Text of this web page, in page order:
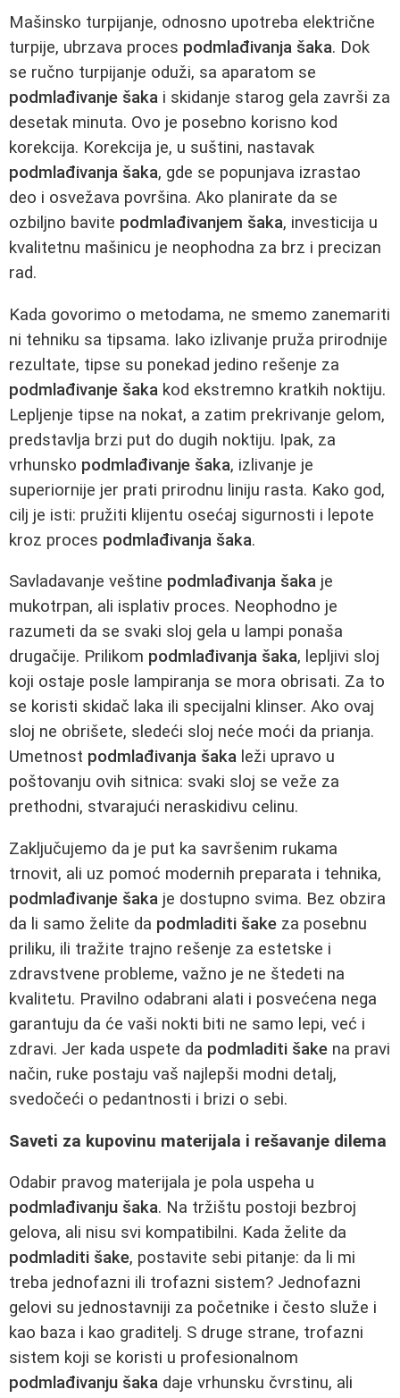
Mašinsko turpijanje, odnosno upotreba električne
turpije, ubrzava proces podmlađivanja šaka. Dok
se ručno turpijanje oduži, sa aparatom se
podmlađivanje šaka i skidanje starog gela završi za
desetak minuta. Ovo je posebno korisno kod
korekcija. Korekcija je, u suštini, nastavak
podmlađivanja šaka, gde se popunjava izrastao
deo i osvežava površina. Ako planirate da se
ozbiljno bavite podmlađivanjem šaka, investicija u
kvalitetnu mašinicu je neophodna za brz i precizan
rad.
Kada govorimo o metodama, ne smemo zanemariti
ni tehniku sa tipsama. Iako izlivanje pruža prirodnije
rezultate, tipse su ponekad jedino rešenje za
podmlađivanje šaka kod ekstremno kratkih noktiju.
Lepljenje tipse na nokat, a zatim prekrivanje gelom,
predstavlja brzi put do dugih noktiju. Ipak, za
vrhunsko podmlađivanje šaka, izlivanje je
superiornije jer prati prirodnu liniju rasta. Kako god,
cilj je isti: pružiti klijentu osećaj sigurnosti i lepote
kroz proces podmlađivanja šaka.
Savladavanje veštine podmlađivanja šaka je
mukotrpan, ali isplativ proces. Neophodno je
razumeti da se svaki sloj gela u lampi ponaša
drugačije. Prilikom podmlađivanja šaka, lepljivi sloj
koji ostaje posle lampiranja se mora obrisati. Za to
se koristi skidač laka ili specijalni klinser. Ako ovaj
sloj ne obrišete, sledeći sloj neće moći da prianja.
Umetnost podmlađivanja šaka leži upravo u
poštovanju ovih sitnica: svaki sloj se veže za
prethodni, stvarajući neraskidivu celinu.
Zaključujemo da je put ka savršenim rukama
trnovit, ali uz pomoć modernih preparata i tehnika,
podmlađivanje šaka je dostupno svima. Bez obzira
da li samo želite da podmladiti šake za posebnu
priliku, ili tražite trajno rešenje za estetske i
zdravstvene probleme, važno je ne štedeti na
kvalitetu. Pravilno odabrani alati i posvećena nega
garantuju da će vaši nokti biti ne samo lepi, već i
zdravi. Jer kada uspete da podmladiti šake na pravi
način, ruke postaju vaš najlepši modni detalj,
svedočeći o pedantnosti i brizi o sebi.
Saveti za kupovinu materijala i rešavanje dilema
Odabir pravog materijala je pola uspeha u
podmlađivanju šaka. Na tržištu postoji bezbroj
gelova, ali nisu svi kompatibilni. Kada želite da
podmladiti šake, postavite sebi pitanje: da li mi
treba jednofazni ili trofazni sistem? Jednofazni
gelovi su jednostavniji za početnike i često služe i
kao baza i kao graditelj. S druge strane, trofazni
sistem koji se koristi u profesionalnom
podmlađivanju šaka daje vrhunsku čvrstinu, ali